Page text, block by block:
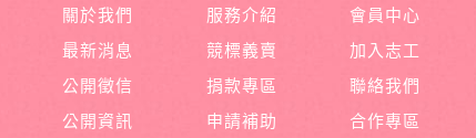
關於我們
最新消息
公開徵信
公開資訊
服務介紹
競標義賣
捐款專區
申請補助
會員中心
加入志工
聯絡我們
合作專區